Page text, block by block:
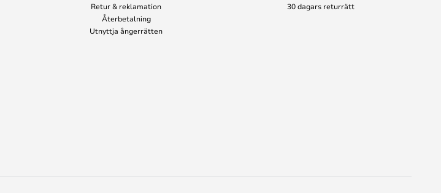
Retur & reklamation
Återbetalning
Utnyttja ångerrätten
30 dagars returrätt